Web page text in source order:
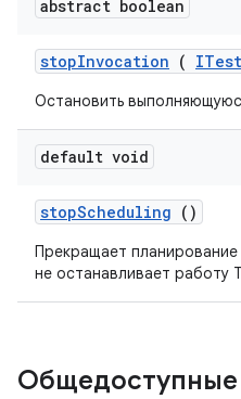
abstract boolean
stopInvocation ( ITest
Остановить
default void
stopScheduling ()
Прекращает
не останавливает работу